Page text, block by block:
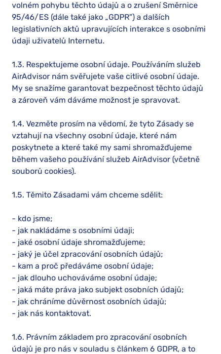
volném pohybu těchto údajů a o zrušení Směrnice
95/46/ES (dále také jako „GDPR") a dalších
legislativních aktů upravujících interakce s osobními
údaji uživatelů Internetu.
1.3. Respektujeme osobní údaje. Používáním služeb
AirAdvisor nám svěřujete vaše citlivé osobní údaje.
My se snažíme garantovat bezpečnost těchto údajů
a zároveň vám dáváme možnost je spravovat.
1.4. Vezměte prosím na vědomí, že tyto Zásady se
vztahují na všechny osobní údaje, které nám
poskytnete a které také my sami shromažďujeme
během vašeho používání služeb AirAdvisor (včetně
souborů cookies).
1.5. Těmito Zásadami vám chceme sdělit:
- kdo jsme;
- jak nakládáme s osobními údaji;
- jaké osobní údaje shromažďujeme;
- jaký je účel zpracování osobních údajů;
- kam a proč předáváme osobní údaje;
- jak dlouho uchováváme osobní údaje;
- jaká máte práva jako subjekt osobních údajů;
- jak chráníme důvěrnost osobních údajů;
- jak nás kontaktovat.
1.6. Právním základem pro zpracování osobních
údajů je pro nás v souladu s článkem 6 GDPR, a to